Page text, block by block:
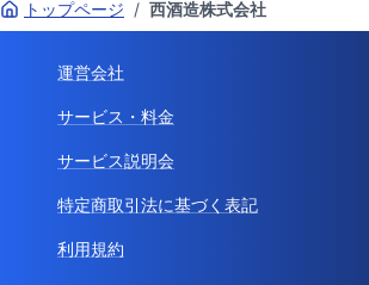
トップページ / 西酒造株式会社
運営会社
サービス・料金
サービス説明会
特定商取引法に基づく表記
利用規約